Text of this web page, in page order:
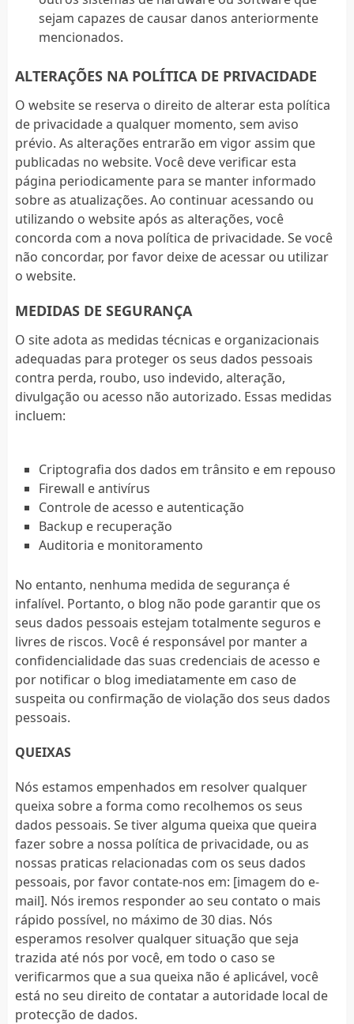
sejam capazes de causar danos anteriormente
mencionados.
ALTERAÇÕES NA POLÍTICA DE PRIVACIDADE
O website se reserva o direito de alterar esta política
de privacidade a qualquer momento, sem aviso
prévio. As alterações entrarão em vigor assim que
publicadas no website. Você deve verificar esta
página periodicamente para se manter informado
sobre as atualizações. Ao continuar acessando ou
utilizando o website após as alterações, você
concorda com a nova política de privacidade. Se você
não concordar, por favor deixe de acessar ou utilizar
o website.
MEDIDAS DE SEGURANÇA
O site adota as medidas técnicas e organizacionais
adequadas para proteger os seus dados pessoais
contra perda, roubo, uso indevido, alteração,
divulgação ou acesso não autorizado. Essas medidas
incluem:
Criptografia dos dados em trânsito e em repouso
Firewall e antivírus
Controle de acesso e autenticação
Backup e recuperação
Auditoria e monitoramento
No entanto, nenhuma medida de segurança é
infalível. Portanto, o blog não pode garantir que os
seus dados pessoais estejam totalmente seguros e
livres de riscos. Você é responsável por manter a
confidencialidade das suas credenciais de acesso e
por notificar o blog imediatamente em caso de
suspeita ou confirmação de violação dos seus dados
pessoais.
QUEIXAS
Nós estamos empenhados em resolver qualquer
queixa sobre a forma como recolhemos os seus
dados pessoais. Se tiver alguma queixa que queira
fazer sobre a nossa política de privacidade, ou as
nossas praticas relacionadas com os seus dados
pessoais, por favor contate-nos em: [imagem do e-
mail]. Nós iremos responder ao seu contato o mais
rápido possível, no máximo de 30 dias. Nós
esperamos resolver qualquer situação que seja
trazida até nós por você, em todo o caso se
verificarmos que a sua queixa não é aplicável, você
está no seu direito de contatar a autoridade local de
protecção de dados.